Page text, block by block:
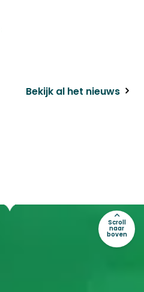
Bekijk al het nieuws
Scroll
naar
boven